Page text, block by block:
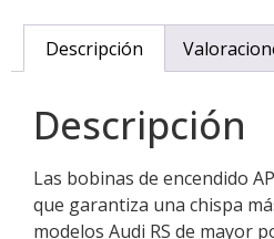
Descripción
Descripción
Las bobinas de encendido
que garantiza una chispa
modelos Audi RS de mayor